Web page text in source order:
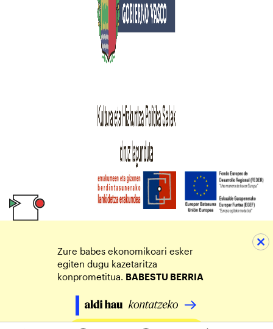
Zure babes ekonomikoari esker
egiten dugu kazetaritza
konprometitua. BABESTU BERRIA